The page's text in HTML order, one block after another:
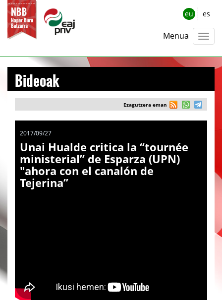
eu es
Menua
Bideoak
Ezagutzera eman
2017/09/27
Unai Hualde critica la “tournée
ministerial” de Esparza (UPN)
"ahora con el canalón de
Tejerina”